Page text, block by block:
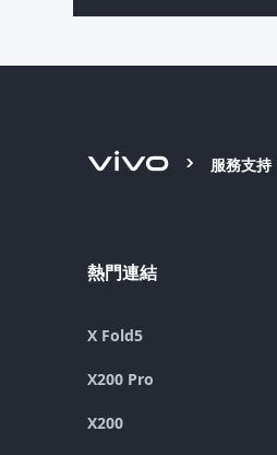
服務支持
熱門連結
X Fold5
X200 Pro
X200